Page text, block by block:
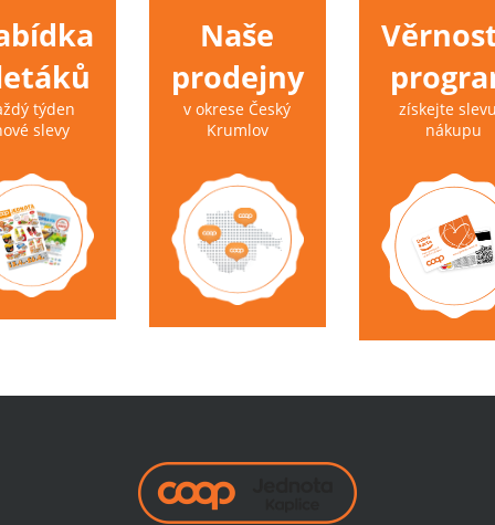
týden
slevy
Naše
prodejny
v okrese Český
Krumlov
získejte
nákupu